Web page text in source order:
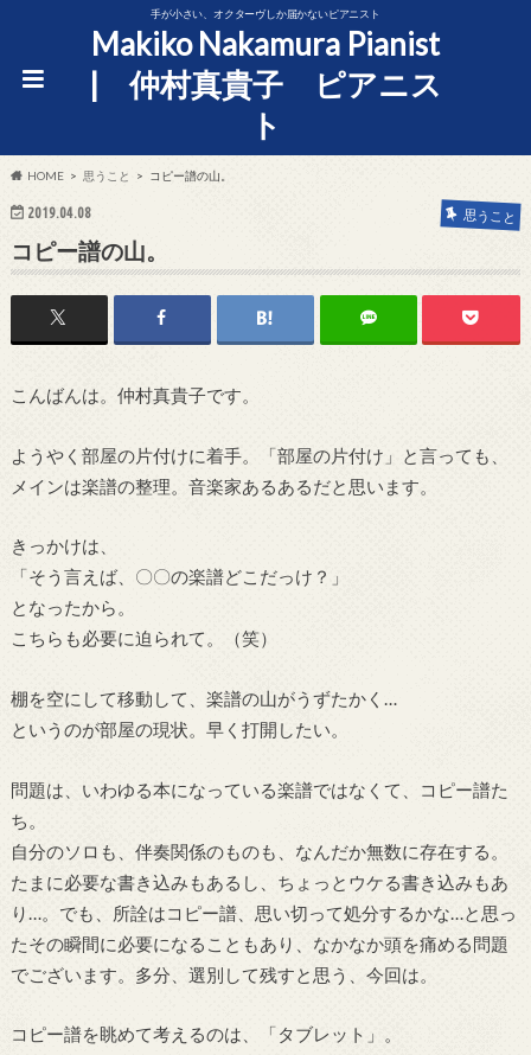
手が小さい、オクターヴしか届かないピアニスト
Makiko Nakamura Pianist
| 仲村真貴子 ピアニス
ト
HOME 思うこと コピー譜の山。
2019.04.08 思うこと
コピー譜の山。
こんばんは。仲村真貴子です。
ようやく部屋の片付けに着手。「部屋の片付け」と言っても、
メインは楽譜の整理。音楽家あるあるだと思います。
きっかけは、
「そう言えば、〇〇の楽譜どこだっけ？」
となったから。
こちらも必要に迫られて。（笑）
棚を空にして移動して、楽譜の山がうずたかく…
というのが部屋の現状。早く打開したい。
問題は、いわゆる本になっている楽譜ではなくて、コピー譜た
ち。
自分のソロも、伴奏関係のものも、なんだか無数に存在する。
たまに必要な書き込みもあるし、ちょっとウケる書き込みもあ
り…。でも、所詮はコピー譜、思い切って処分するかな…と思っ
たその瞬間に必要になることもあり、なかなか頭を痛める問題
でございます。多分、選別して残すと思う、今回は。
コピー譜を眺めて考えるのは、「タブレット」。